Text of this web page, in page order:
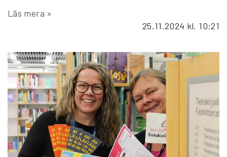
Läs mera »
25.11.2024 kl. 10:21